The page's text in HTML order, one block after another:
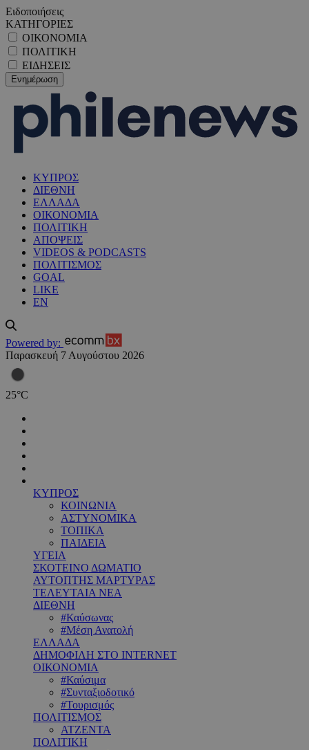
Ειδοποιήσεις
ΚΑΤΗΓΟΡΙΕΣ
ΟΙΚΟΝΟΜΙΑ
ΠΟΛΙΤΙΚΗ
ΕΙΔΗΣΕΙΣ
ΚΥΠΡΟΣ
ΔΙΕΘΝΗ
ΕΛΛΑΔΑ
ΟΙΚΟΝΟΜΙΑ
ΠΟΛΙΤΙΚΗ
ΑΠΟΨΕΙΣ
VIDEOS & PODCASTS
ΠΟΛΙΤΙΣΜΟΣ
GOAL
LIKE
EN
Powered by:
Παρασκευή 7 Αυγούστου 2026
25°C
ΚΥΠΡΟΣ
ΚΟΙΝΩΝΙΑ
ΑΣΤΥΝΟΜΙΚΑ
ΤΟΠΙΚΑ
ΠΑΙΔΕΙΑ
ΥΓΕΙΑ
ΣΚΟΤΕΙΝΟ ΔΩΜΑΤΙΟ
ΑΥΤΟΠΤΗΣ ΜΑΡΤΥΡΑΣ
ΤΕΛΕΥΤΑΙΑ ΝΕΑ
ΔΙΕΘΝΗ
#Καύσωνας
#Μέση Ανατολή
ΕΛΛΑΔΑ
ΔΗΜΟΦΙΛΗ ΣΤΟ INTERNET
ΟΙΚΟΝΟΜΙΑ
#Καύσιμα
#Συνταξιοδοτικό
#Τουρισμός
ΠΟΛΙΤΙΣΜΟΣ
ΑΤΖΕΝΤΑ
ΠΟΛΙΤΙΚΗ